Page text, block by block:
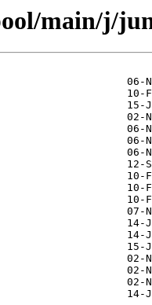
main/j/